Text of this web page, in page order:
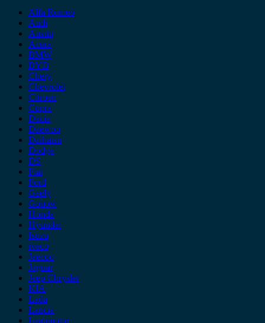
Alfa Romeo
Audi
Austin
Acura
BMW
BYD
Chery
Chevrolet
Citroen
Cupra
Dacia
Daewoo
Daihatsu
Dodge
DS
Fiat
Ford
Geely
Gonow
Honda
Hyundai
Isuzu
iveco
Jaecoo
Jaguar
Jeep Chrysler
KIA
Lada
Lancia
Leapmotor